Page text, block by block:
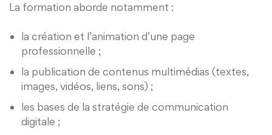
La formation aborde notamment :
la création et l’animation d’une page
professionnelle ;
la publication de contenus multimédias (textes,
images, vidéos, liens, sons) ;
les bases de la stratégie de communication
digitale ;